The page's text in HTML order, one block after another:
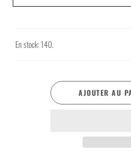
En stock: 140.
AJOUTER AU